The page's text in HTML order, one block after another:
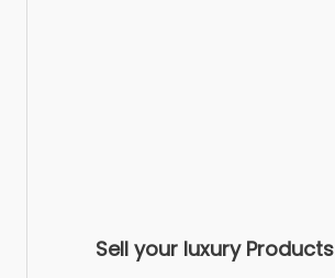
Sell your luxury Products